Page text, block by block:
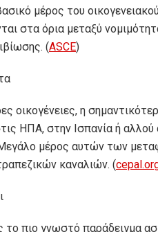
μέρος του
στα όρια μεταξύ
(ASCE)
οικογένειες, η
ΗΠΑ, στην Ισπανία ή
μέρος αυτών των
καναλιών. (
πιο γνωστό παράδειγμα